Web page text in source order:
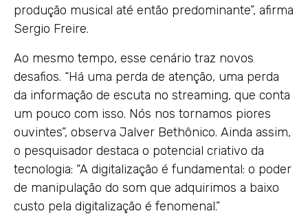
produção musical até então predominante”, afirma
Sergio Freire.
Ao mesmo tempo, esse cenário traz novos
desafios. “Há uma perda de atenção, uma perda
da informação de escuta no streaming, que conta
um pouco com isso. Nós nos tornamos piores
ouvintes”, observa Jalver Bethônico. Ainda assim,
o pesquisador destaca o potencial criativo da
tecnologia: “A digitalização é fundamental: o poder
de manipulação do som que adquirimos a baixo
custo pela digitalização é fenomenal.”